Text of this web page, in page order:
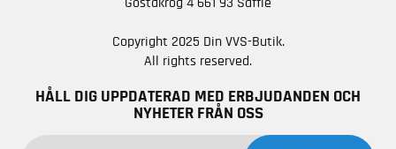
Copyright 2025 Din VVS-Butik.
All rights reserved.
HÅLL DIG UPPDATERAD MED ERBJUDANDEN OCH
NYHETER FRÅN OSS